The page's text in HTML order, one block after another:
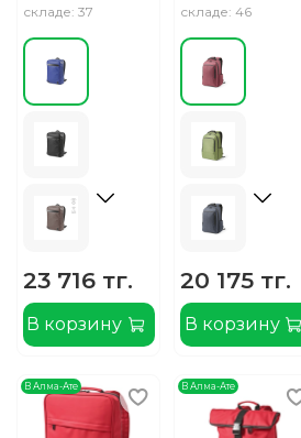
складе: 37
23 716 тг.
В корзину
складе: 46
20 175 тг.
В корзину
В Алма-Ате В Алма-Ате